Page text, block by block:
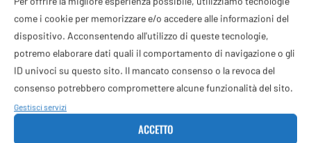
come i cookie per memorizzare e/o accedere alle informazioni del
dispositivo. Acconsentendo all'utilizzo di queste tecnologie,
potremo elaborare dati quali il comportamento di navigazione o gli
ID univoci su questo sito. Il mancato consenso o la revoca del
consenso potrebbero compromettere alcune funzionalità del sito.
Gestisci servizi
ACCETTO
Le festività assicurano il riposo ma spesso regalano l’esatto
opposto. Sebbene il calendario indichi una sosta, la mente
rimane attiva …